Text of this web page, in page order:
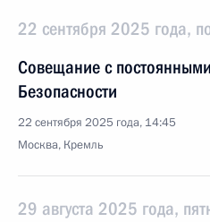
22 сентября 2025 года,
Совещание с
Безопасности
22 сентября 2025 года, 14:45
Москва, Кремль
29 августа 2025 года,